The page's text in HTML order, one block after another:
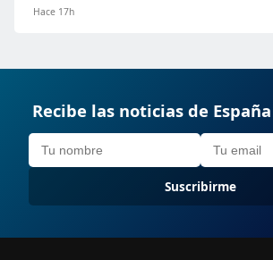
Hace 17h
Recibe las noticias de
Suscribirme